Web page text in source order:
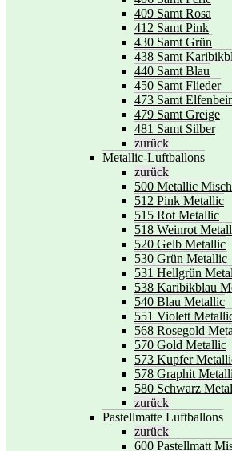
409 Samt Rosa
412 Samt Pink
430 Samt Grün
438 Samt
440 Samt Blau
450 Samt Flieder
473 Samt
479 Samt Greige
481 Samt Silber
zurück
Metallic-Luftballons
zurück
500 Metallic
512 Pink Metallic
515 Rot Metallic
518 Weinrot
520 Gelb Metallic
530 Grün Metallic
531 Hellgrün
538 Karibikblau
540 Blau Metallic
551 Violett
568 Rosegold
570 Gold Metallic
573 Kupfer
578 Graphit
580 Schwarz
zurück
Pastellmatte Luftballons
zurück
600 Pastellmatt